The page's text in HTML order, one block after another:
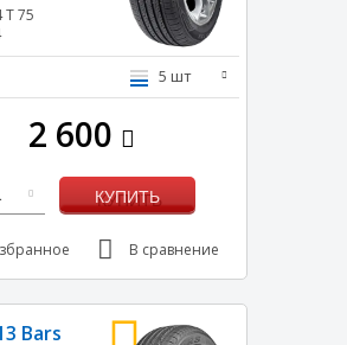
T75
5 шт
2 600
КУПИТЬ
В сравнение
Bars